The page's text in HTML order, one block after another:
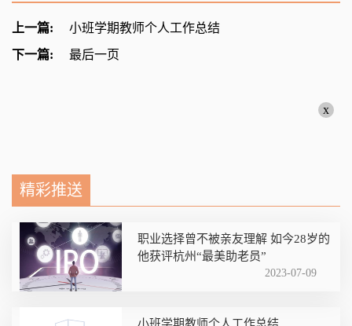
上一篇:
小班学期教师个人工作总结
下一篇:
最后一页
x
精彩推送
职业选择曾不被亲友理解 如今28岁的
他获评杭州“最美助老员”
2023-07-09
小班学期教师个人工作总结